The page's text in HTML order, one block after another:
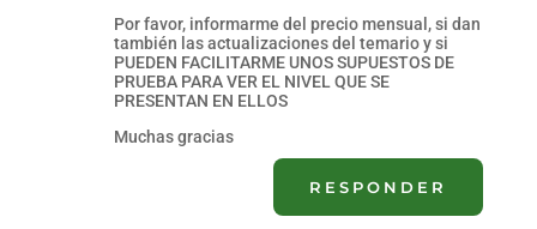
Por favor, informarme del precio mensual, si dan
también las actualizaciones del temario y si
PUEDEN FACILITARME UNOS SUPUESTOS DE
PRUEBA PARA VER EL NIVEL QUE SE
PRESENTAN EN ELLOS
Muchas gracias
RESPONDER